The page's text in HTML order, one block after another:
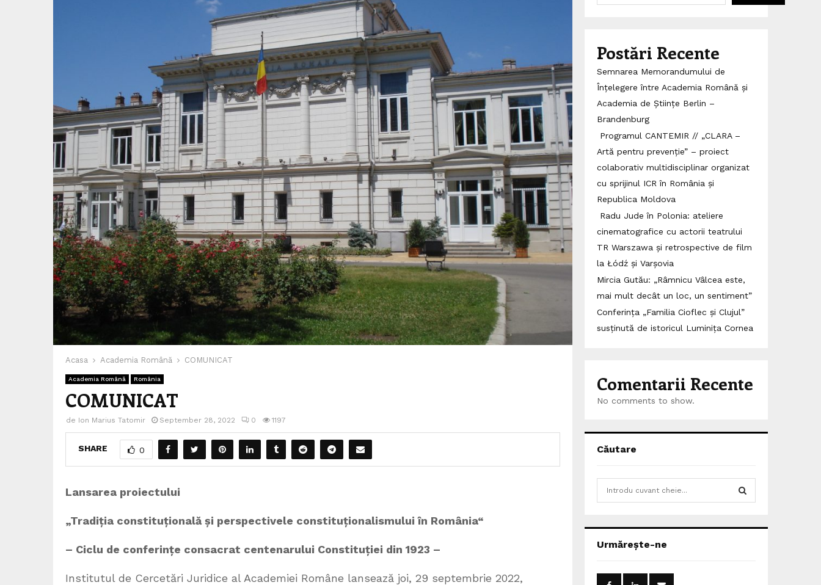
Acasa Academia Română COMUNICAT
Academia Română România
COMUNICAT
de Ion Marius Tatomir September 28, 2022 0 1197
SHARE 0
Lansarea proiectului
„Tradiția constituțională și perspectivele constituționalismului în România“
– Ciclu de conferințe consacrat centenarului Constituției din 1923 –
Institutul de Cercetări Juridice al Academiei Române lansează joi, 29 septembrie 2022,
Postări Recente
Semnarea Memorandumului de
Înțelegere între Academia Română și
Academia de Științe Berlin –
Brandenburg
Programul CANTEMIR // „CLARA –
Artă pentru prevenție” – proiect
colaborativ multidisciplinar organizat
cu sprijinul ICR în România și
Republica Moldova
Radu Jude în Polonia: ateliere
cinematografice cu actorii teatrului
TR Warszawa și retrospective de film
la Łódź și Varșovia
Mircia Gutău: „Râmnicu Vâlcea este,
mai mult decât un loc, un sentiment”
Conferința „Familia Cioflec și Clujul”
susținută de istoricul Luminița Cornea
Comentarii Recente
No comments to show.
Căutare
h
o
Urmărește-ne